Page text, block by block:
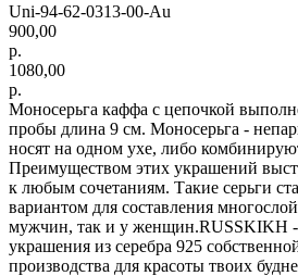
Uni-94-62-0313-00-Au
900,00
р.
1080,00
р.
Моносерьга каффа с цепочкой
пробы длина 9 см. Моносерьга -
носят на одном ухе, либо
Преимуществом этих украшений
к любым сочетаниям. Такие серьги
вариантом для составления
мужчин, так и у женщин.RUSSKIKH
украшения из серебра 925
производства для красоты твоих